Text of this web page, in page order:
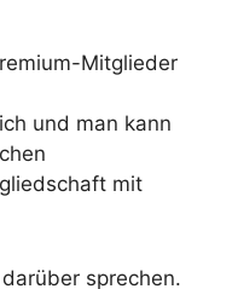
Mitglieder
und man kann
mit
sprechen.